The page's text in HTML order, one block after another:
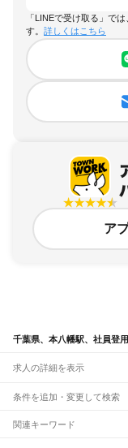
「LINEで受け取る」で
す。 詳しくはこちら
ア
千葉県、本八幡駅、社員登
求人の詳細を表示
条件を追加・変更して検索
市区町村を追加・変更
関連キーワード